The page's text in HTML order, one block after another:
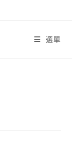
選單